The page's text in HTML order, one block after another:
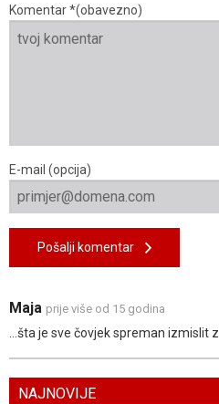
Komentar *(obavezno)
E-mail (opcija)
Pošalji komentar
Maja prije više od 15 godina
...šta je sve čovjek spreman izmislit
NAJNOVIJE